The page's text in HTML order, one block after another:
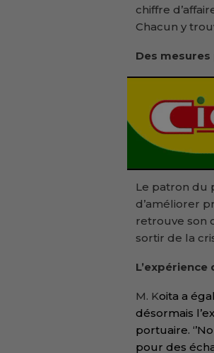
chiffre
Chacun y
Des
Le patron du
d’améliorer
retrouve son
sortir de la
M. Koita a
désormais
portuaire.
pour des